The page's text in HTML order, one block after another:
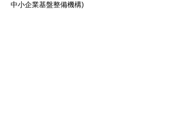
中小企業基盤整備機構)